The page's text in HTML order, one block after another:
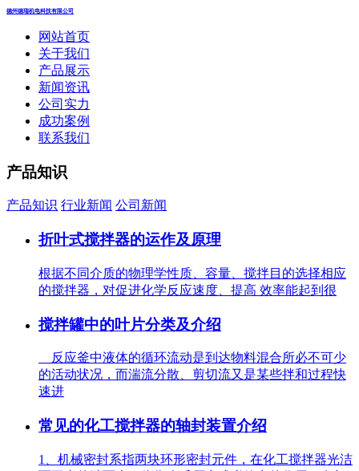
德州德瑞机电科技有限公司
网站首页
关于我们
产品展示
新闻资讯
公司实力
成功案例
联系我们
产品知识
产品知识 行业新闻 公司新闻
折叶式搅拌器的运作及原理
根据不同介质的物理学性质、容量、搅拌目的选择相应
的搅拌器，对促进化学反应速度、提高 效率能起到很
搅拌罐中的叶片分类及介绍
反应釜中液体的循环流动是到达物料混合所必不可少
的活动状况，而湍流分散、剪切流又是某些拌和过程快
速进
常见的化工搅拌器的轴封装置介绍
1、机械密封系指两块环形密封元件，在化工搅拌器光洁